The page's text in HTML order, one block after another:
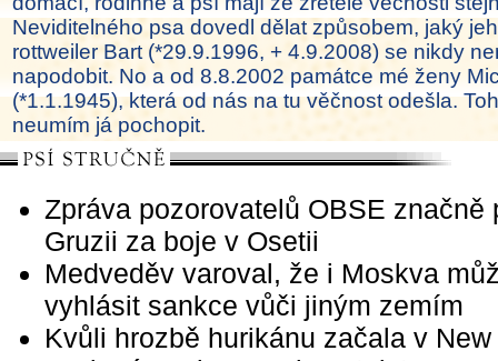
Neviditelného psa dovedl dělat způsobem, jaký
rottweiler Bart (*29.9.1996, + 4.9.2008) se nikdy
napodobit. No a od 8.8.2002 památce mé ženy
(*1.1.1945), která od nás na tu věčnost odešla.
neumím já pochopit.
Zpráva pozorovatelů OBSE značně
Gruzii za boje v Osetii
Medveděv varoval, že i Moskva
vyhlásit sankce vůči jiným zemím
Kvůli hrozbě hurikánu začala v